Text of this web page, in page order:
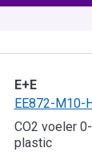
E+E
EE872-M10-
CO2 voeler
plastic